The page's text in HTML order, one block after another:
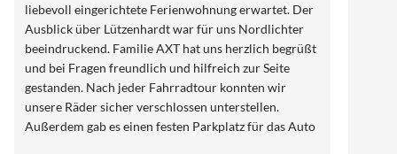
liebevoll eingerichtete Ferienwohnung erwartet. Der
Ausblick über Lützenhardt war für uns Nordlichter
beeindruckend. Familie AXT hat uns herzlich begrüßt
und bei Fragen freundlich und hilfreich zur Seite
gestanden. Nach jeder Fahrradtour konnten wir
unsere Räder sicher verschlossen unterstellen.
Außerdem gab es einen festen Parkplatz für das Auto